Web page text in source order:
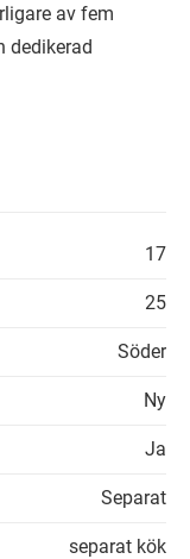
av fem
dedikerad
17
25
Söder
Ny
Ja
Separat
separat kök